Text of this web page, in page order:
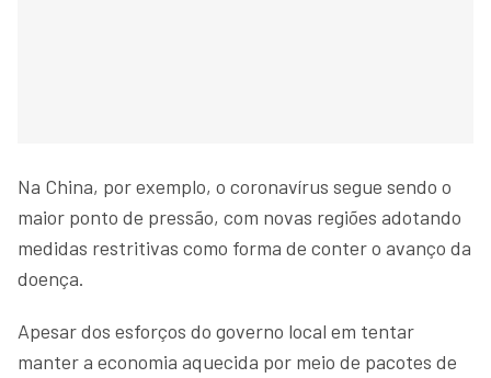
Na China, por exemplo, o coronavírus segue sendo o
maior ponto de pressão, com novas regiões adotando
medidas restritivas como forma de conter o avanço da
doença.
Apesar dos esforços do governo local em tentar
manter a economia aquecida por meio de pacotes de